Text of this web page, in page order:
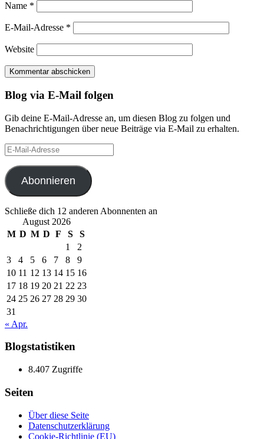
Name *
E-Mail-Adresse *
Website
Blog via E-Mail folgen
Gib deine E-Mail-Adresse an, um diesen Blog zu folgen und
Benachrichtigungen über neue Beiträge via E-Mail zu erhalten.
E-
Mail-
Adresse
Abonnieren
Schließe dich 12 anderen Abonnenten an
August 2026
M D M D F S
S
1
2
3
4 5 6 7 8
9
10 11 12 13 14 15 16
17 18 19 20 21 22 23
24 25 26 27 28 29 30
31
« Apr.
Blogstatistiken
8.407 Zugriffe
Seiten
Über diese Seite
Datenschutzerklärung
Cookie-Richtlinie (EU)